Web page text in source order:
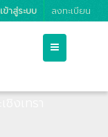
เข้าสู่ระบบ ลงทะเบียน